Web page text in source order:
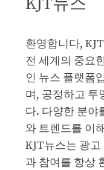
환영합니다,
전 세계의 중요
인 뉴스 플랫폼
며, 공정하고 투
다. 다양한 분야
와 트렌드를 이
KJT뉴스는 광
과 참여를 항상